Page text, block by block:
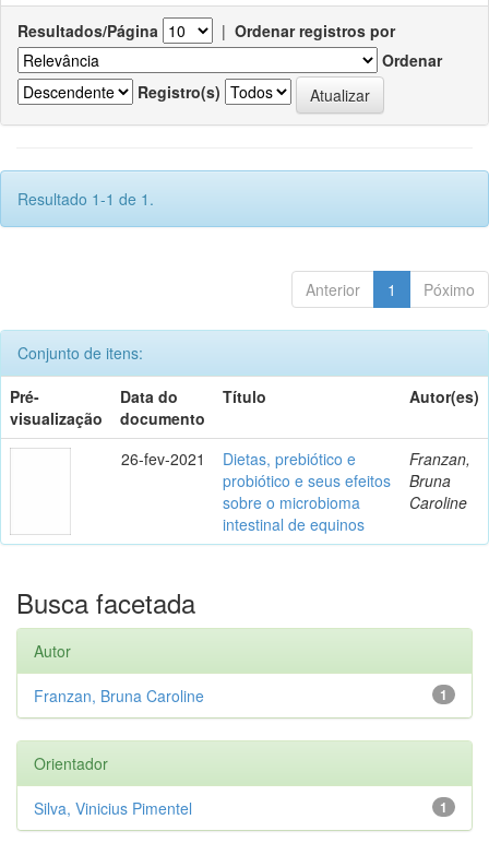
Resultados/Página | Ordenar registros por
Ordenar
Registro(s)
Resultado 1-1 de 1.
Anterior 1 Póximo
Conjunto de itens:
Pré-
visualização
Data do
documento
Título Autor(es)
26-fev-2021
Dietas, prebiótico e
probiótico e seus efeitos
sobre o microbioma
intestinal de equinos
Franzan,
Bruna
Caroline
Busca facetada
Autor
1
Franzan, Bruna Caroline
Orientador
1
Silva, Vinicius Pimentel